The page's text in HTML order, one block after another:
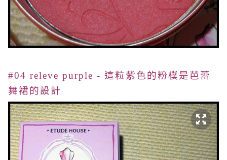
#04 releve purple - 這粒紫色的粉樸是芭蕾
舞裙的設計